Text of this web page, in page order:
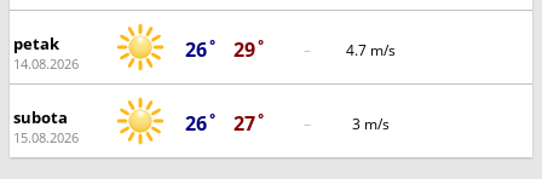
petak
14.08.2026
26˚ 29˚ – 4.7 m/s
subota
15.08.2026
26˚ 27˚ – 3 m/s